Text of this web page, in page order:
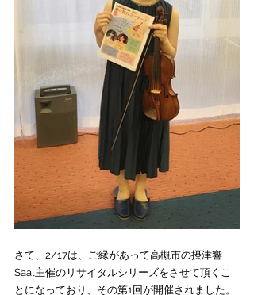
さて、2/17は、ご縁があって高槻市の摂津響
Saal主催のリサイタルシリーズをさせて頂くこ
とになっており、その第1回が開催されました。